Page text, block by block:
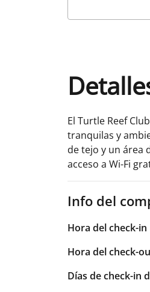
El Turtle Reef
tranquilas y
de tejo y un área
acceso a Wi-Fi
Info del
Hora del check-in
Hora del check-
Días de check-in